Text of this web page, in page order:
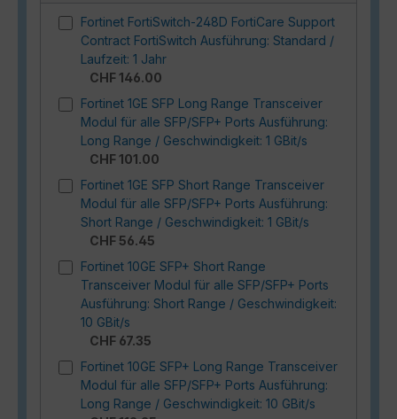
Fortinet FortiSwitch-248D FortiCare Support
Contract FortiSwitch Ausführung: Standard /
Laufzeit: 1 Jahr
CHF 146.00
Fortinet 1GE SFP Long Range Transceiver
Modul für alle SFP/SFP+ Ports Ausführung:
Long Range / Geschwindigkeit: 1 GBit/s
CHF 101.00
Fortinet 1GE SFP Short Range Transceiver
Modul für alle SFP/SFP+ Ports Ausführung:
Short Range / Geschwindigkeit: 1 GBit/s
CHF 56.45
Fortinet 10GE SFP+ Short Range
Transceiver Modul für alle SFP/SFP+ Ports
Ausführung: Short Range / Geschwindigkeit:
10 GBit/s
CHF 67.35
Fortinet 10GE SFP+ Long Range Transceiver
Modul für alle SFP/SFP+ Ports Ausführung:
Long Range / Geschwindigkeit: 10 GBit/s